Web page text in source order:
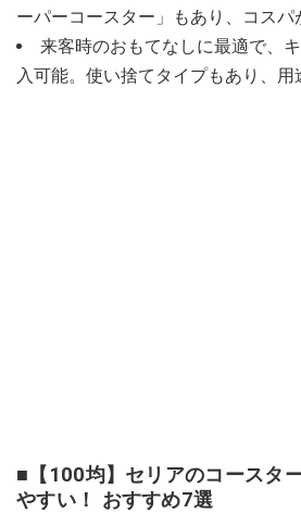
ーパーコースター」もあり、コスパ
来客時のおもてなしに最適で、
入可能。使い捨てタイプもあり、用
■【100均】セリアのコースタ
やすい！ おすすめ7選